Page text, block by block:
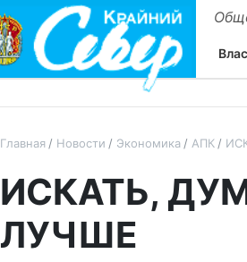
Главная Новости Экономика АПК
ИСКАТЬ,
ЛУЧШЕ